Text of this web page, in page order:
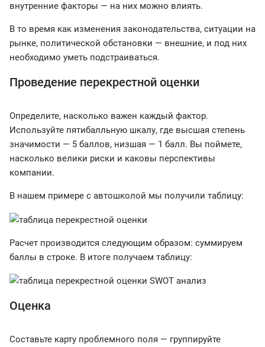
внутренние факторы — на них можно влиять.
В то время как изменения законодательства, ситуации на
рынке, политической обстановки — внешние, и под них
необходимо уметь подстраиваться.
Проведение перекрестной оценки
Определите, насколько важен каждый фактор.
Используйте пятибалльную шкалу, где высшая степень
значимости — 5 баллов, низшая — 1 балл. Вы поймете,
насколько велики риски и каковы перспективы
компании.
В нашем примере с автошколой мы получили таблицу:
Расчет производится следующим образом: суммируем
баллы в строке. В итоге получаем таблицу:
Оценка
Составьте карту проблемного поля — группируйте